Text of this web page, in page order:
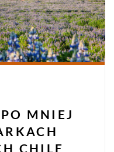
MNIEJ
CHILE